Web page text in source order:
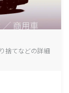
捨てなどの詳細